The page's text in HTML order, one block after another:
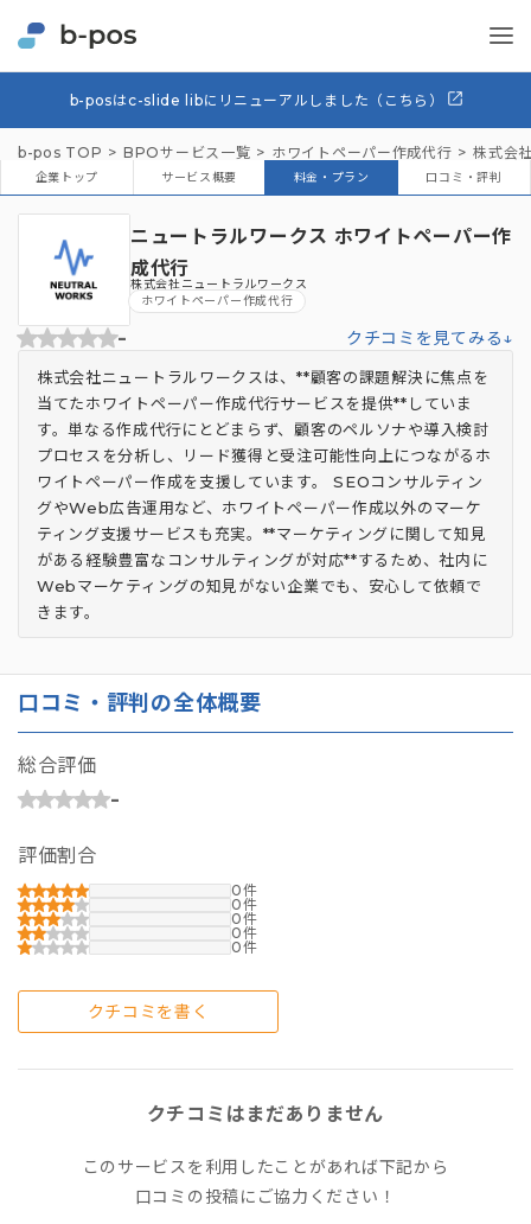
b-posはc-slide libにリニューアルしました（こちら）
b-pos TOP BPOサービス一覧 ホワイトペーパー作成代行 株式会
企業トップ サービス概要 料金・プラン 口コミ・評判
ニュートラルワークス ホワイトペーパー作
成代行
株式会社ニュートラルワークス
ホワイトペーパー作成代行
- クチコミを見てみる↓
株式会社ニュートラルワークスは、**顧客の課題解決に焦点を
当てたホワイトペーパー作成代行サービスを提供**していま
す。単なる作成代行にとどまらず、顧客のペルソナや導入検討
プロセスを分析し、リード獲得と受注可能性向上につながるホ
ワイトペーパー作成を支援しています。 SEOコンサルティン
グやWeb広告運用など、ホワイトペーパー作成以外のマーケ
ティング支援サービスも充実。**マーケティングに関して知見
がある経験豊富なコンサルティングが対応**するため、社内に
Webマーケティングの知見がない企業でも、安心して依頼で
きます。
口コミ・評判の全体概要
総合評価
-
評価割合
0
0
0
0
0
クチコミを書く
クチコミはまだありません
このサービスを利用したことがあれば下記から
口コミの投稿にご協力ください！